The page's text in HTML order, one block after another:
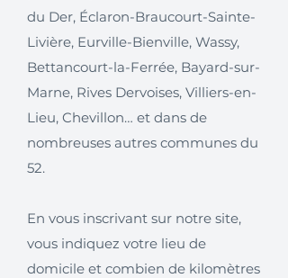
du Der, Éclaron-Braucourt-Sainte-
Livière, Eurville-Bienville, Wassy,
Bettancourt-la-Ferrée, Bayard-sur-
Marne, Rives Dervoises, Villiers-en-
Lieu, Chevillon… et dans de
nombreuses autres communes du
52.
En vous inscrivant sur notre site,
vous indiquez votre lieu de
domicile et combien de kilomètres